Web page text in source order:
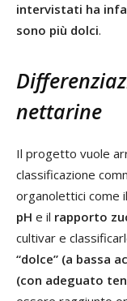
intervistati ha
sono più dolci.
nettarine
Il progetto vuole
classificazione
organolettici come il
pH e il rapporto
cultivar e
“dolce” (a bassa
(con adeguato